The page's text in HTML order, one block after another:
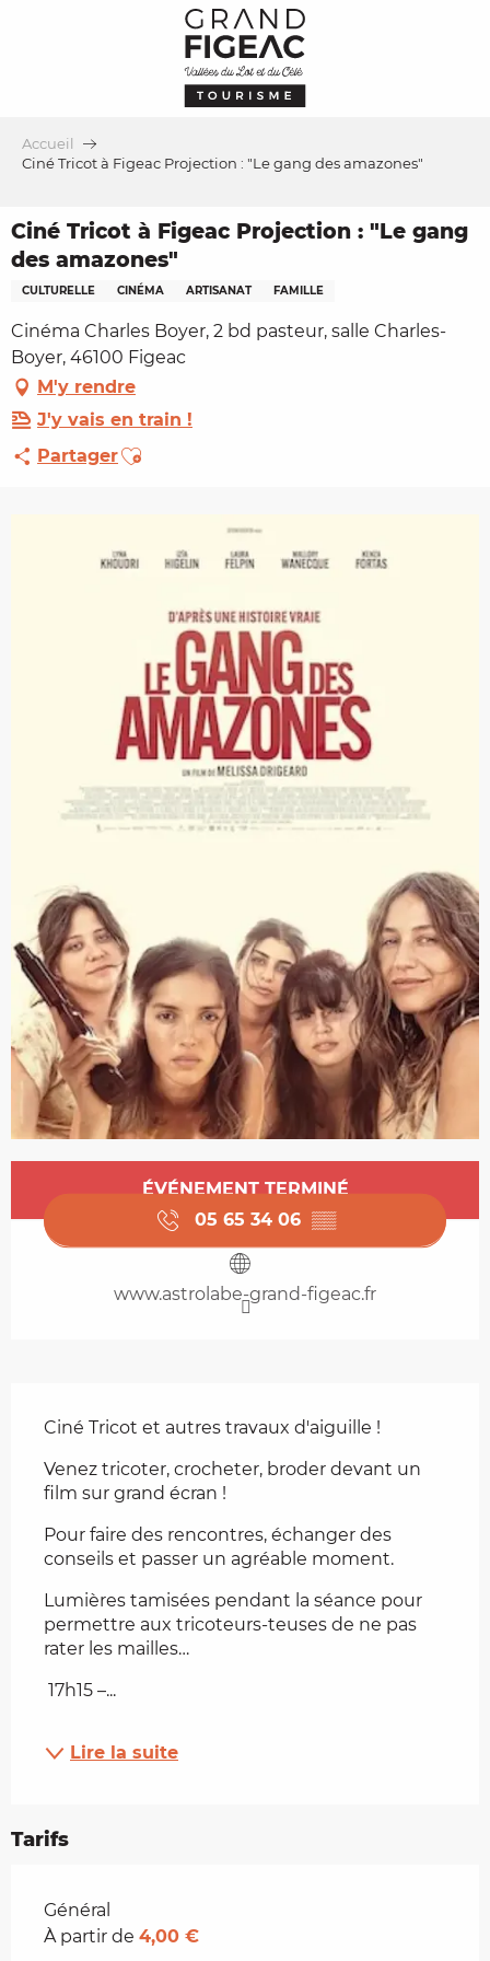
Accueil
Ciné Tricot à Figeac Projection : "Le gang des amazones"
Ciné Tricot à Figeac Projection : "Le gang
des amazones"
CULTURELLE CINÉMA ARTISANAT FAMILLE
Cinéma Charles Boyer, 2 bd pasteur, salle Charles-
Boyer, 46100 Figeac
M'y rendre
J'y vais en train !
PartagerAjouter aux favoris
Ouverture et coordonnées
ÉVÉNEMENT TERMINÉ
05 65 34 06 ▒▒
www.astrolabe-grand-figeac.fr
Ciné Tricot et autres travaux d'aiguille !
Venez tricoter, crocheter, broder devant un
film sur grand écran !
Pour faire des rencontres, échanger des
conseils et passer un agréable moment.
Lumières tamisées pendant la séance pour
permettre aux tricoteurs-teuses de ne pas
rater les mailles…
17h15 –...
Lire la suite
Tarifs
Tarifs 2026
Général
À partir de 4,00 €